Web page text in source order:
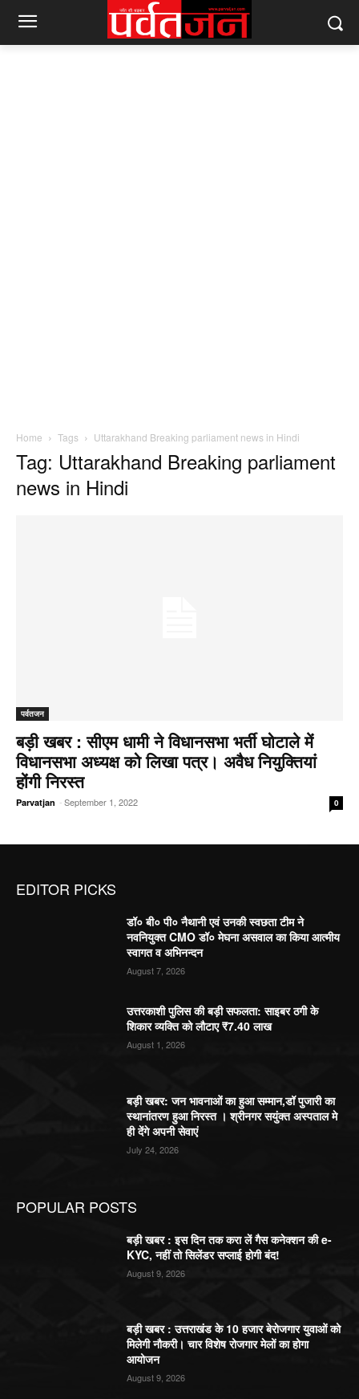
Home Tags Uttarakhand Breaking parliament news in Hindi
Tag: Uttarakhand Breaking parliament
news in Hindi
पर्वतजन
बड़ी खबर : सीएम धामी ने विधानसभा भर्ती घोटाले में
विधानसभा अध्यक्ष को लिखा पत्र। अवैध नियुक्तियां
होंगी निरस्त
Parvatjan -September 1, 2022 0
EDITOR PICKS
डॉ० बी० पी० नैथानी एवं उनकी स्वछता टीम ने
नवनियुक्त CMO डॉ० मेघना असवाल का किया आत्मीय
स्वागत व अभिनन्दन
August 7, 2026
उत्तरकाशी पुलिस की बड़ी सफलता: साइबर ठगी के
शिकार व्यक्ति को लौटाए ₹7.40 लाख
August 1, 2026
बड़ी खबर: जन भावनाओं का हुआ सम्मान,डॉ पुजारी का
स्थानांतरण हुआ निरस्त । श्रीनगर सयुंक्त अस्पताल मे
ही देंगे अपनी सेवाएं
July 24, 2026
POPULAR POSTS
बड़ी खबर : इस दिन तक करा लें गैस कनेक्शन की e-
KYC, नहीं तो सिलेंडर सप्लाई होगी बंद!
August 9, 2026
बड़ी खबर : उत्तराखंड के 10 हजार बेरोजगार युवाओं को
मिलेगी नौकरी। चार विशेष रोजगार मेलों का होगा
आयोजन
August 9, 2026